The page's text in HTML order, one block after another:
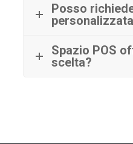
Posso
Spazio POS
scelta?